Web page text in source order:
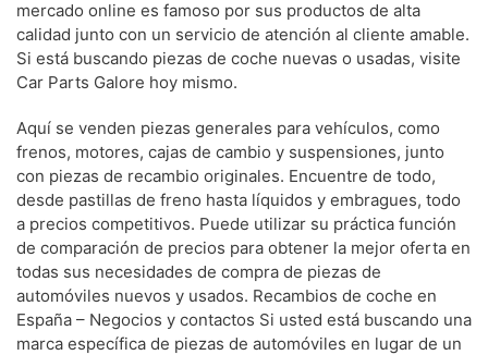
mercado online es famoso por sus productos de alta
calidad junto con un servicio de atención al cliente amable.
Si está buscando piezas de coche nuevas o usadas, visite
Car Parts Galore hoy mismo.
Aquí se venden piezas generales para vehículos, como
frenos, motores, cajas de cambio y suspensiones, junto
con piezas de recambio originales. Encuentre de todo,
desde pastillas de freno hasta líquidos y embragues, todo
a precios competitivos. Puede utilizar su práctica función
de comparación de precios para obtener la mejor oferta en
todas sus necesidades de compra de piezas de
automóviles nuevos y usados. Recambios de coche en
España – Negocios y contactos Si usted está buscando una
marca específica de piezas de automóviles en lugar de un